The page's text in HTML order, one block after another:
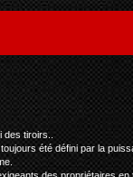
california
tiroirs..
été défini par la